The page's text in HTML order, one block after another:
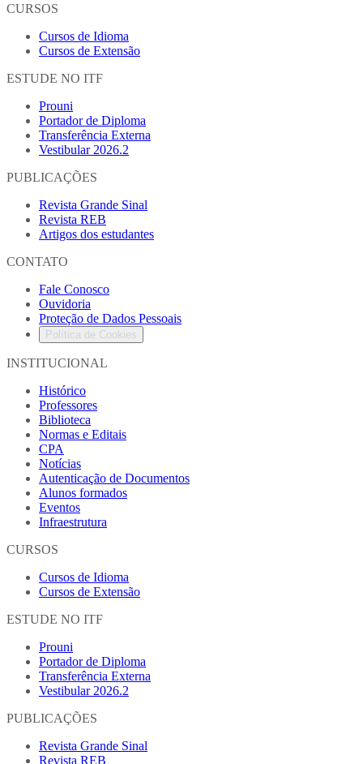
CURSOS
Cursos de Idioma
Cursos de Extensão
ESTUDE NO ITF
Prouni
Portador de Diploma
Transferência Externa
Vestibular 2026.2
PUBLICAÇÕES
Revista Grande Sinal
Revista REB
Artigos dos estudantes
CONTATO
Fale Conosco
Ouvidoria
Proteção de Dados Pessoais
Política de Cookies
INSTITUCIONAL
Histórico
Professores
Biblioteca
Normas e Editais
CPA
Notícias
Autenticação de Documentos
Alunos formados
Eventos
Infraestrutura
CURSOS
Cursos de Idioma
Cursos de Extensão
ESTUDE NO ITF
Prouni
Portador de Diploma
Transferência Externa
Vestibular 2026.2
PUBLICAÇÕES
Revista Grande Sinal
Revista REB